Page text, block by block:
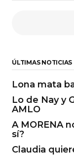
ÚLTIMAS NOTICIAS
Lona mata
Lo de Nay y
AMLO
A MORENA
sí?
Claudia